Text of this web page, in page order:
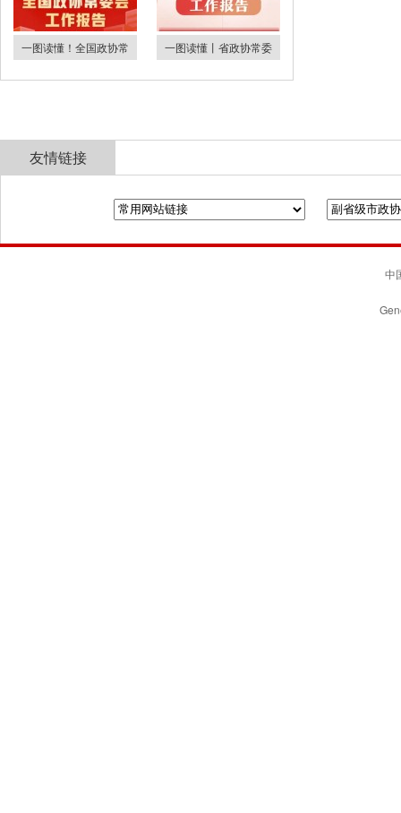
一图读懂！全国政协常 一图读懂丨省政协常委
友情链接
中